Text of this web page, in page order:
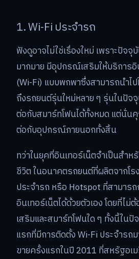
1. Wi-Fi ประจำรถ
ฟังดูอาจไม่ใช่เรื่องใหม่ เพราะปัจ
มากมาย มีอุปกรณ์เสริมให้บริการอิ
(Wi-Fi) แบบพกพาซึ่งสามารถนำไ
ถึงรถยนต์รุ่นใหม่หลาย ๆ รุ่นในปัจ
ต่อกับสมาร์ทโฟนได้ทั้งหมด แต่นั่น
ต่อกับอุปกรณ์ภายนอกทั้งสิ้น
ทว่าในยุคที่อินเทอร์เน็ตจำเป็นสำห
ชีวิต ในอนาคตรถยนต์ที่ผลิตจากโ
ประจำรถ หรือ Hotspot ที่สามา
อินเทอร์เน็ตได้ด้วยตัวเอง โดยที่ไ
เสริมและสมาร์ทโฟนใด ๆ ทั้งนี้ใน
แรกที่มีการติดตั้ง Wi-Fi ประจำรถม
ขายครั้งแรกในปี 2011 ที่สหรัฐอเ